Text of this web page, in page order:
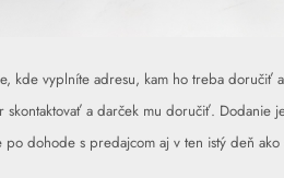
kde vyplníte adresu, kam ho treba doručiť
skontaktovať a darček mu doručiť.
dohode s predajcom aj v ten istý deň